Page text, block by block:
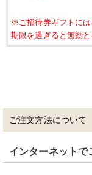
※ご招待券ギフトには
期限を過ぎると無効
ご注文方法について
インターネットで